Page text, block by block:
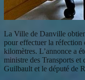
La Ville de Danville
pour effectuer la réfection
kilomètres. L’annonce a
ministre des Transports
Guilbault et le député de